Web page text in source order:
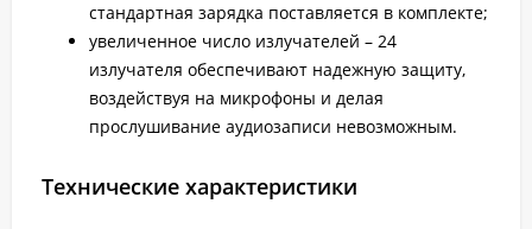
стандартная зарядка поставляется в комплекте;
увеличенное число излучателей – 24
излучателя обеспечивают надежную защиту,
воздействуя на микрофоны и делая
прослушивание аудиозаписи невозможным.
Технические характеристики